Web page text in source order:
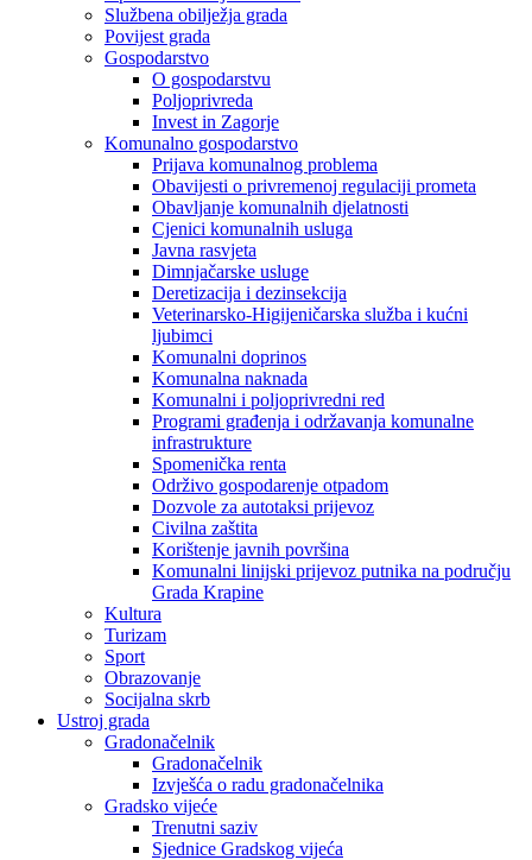
Službena obilježja grada
Povijest grada
Gospodarstvo
O gospodarstvu
Poljoprivreda
Invest in Zagorje
Komunalno gospodarstvo
Prijava komunalnog problema
Obavijesti o privremenoj regulaciji prometa
Obavljanje komunalnih djelatnosti
Cjenici komunalnih usluga
Javna rasvjeta
Dimnjačarske usluge
Deretizacija i dezinsekcija
Veterinarsko-Higijeničarska služba i kućni
ljubimci
Komunalni doprinos
Komunalna naknada
Komunalni i poljoprivredni red
Programi građenja i održavanja komunalne
infrastrukture
Spomenička renta
Održivo gospodarenje otpadom
Dozvole za autotaksi prijevoz
Civilna zaštita
Korištenje javnih površina
Komunalni linijski prijevoz putnika na području
Grada Krapine
Kultura
Turizam
Sport
Obrazovanje
Socijalna skrb
Ustroj grada
Gradonačelnik
Gradonačelnik
Izvješća o radu gradonačelnika
Gradsko vijeće
Trenutni saziv
Sjednice Gradskog vijeća